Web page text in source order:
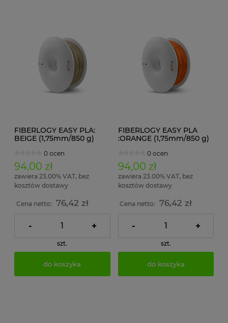
FIBERLOGY EASY PLA:
BEIGE (1,75mm/850 g)
0 ocen
94,00 zł
zawiera 23.00% VAT, bez
kosztów dostawy
Cena netto: 76,42 zł
- +
szt.
do koszyka
FIBERLOGY EASY PLA
:ORANGE (1,75mm/850 g)
0 ocen
94,00 zł
zawiera 23.00% VAT, bez
kosztów dostawy
Cena netto: 76,42 zł
- +
szt.
do koszyka